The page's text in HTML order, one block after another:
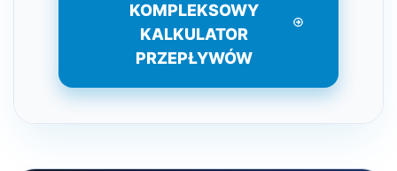
KOMPLEKSOWY
KALKULATOR
PRZEPŁYWÓW